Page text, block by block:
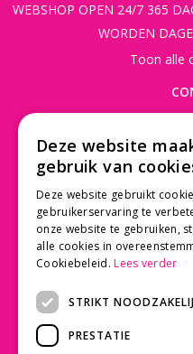
WEBSHOP OPEN 24/7 365
WORDEN
Toon alle
3997
030 -
Deze website
gebruik van
Deze website gebruikt
gebruikerservaring te
onze website te gebruiken,
alle cookies in
Cookiebeleid. Lees verder
STRIKT
PRESTATIE